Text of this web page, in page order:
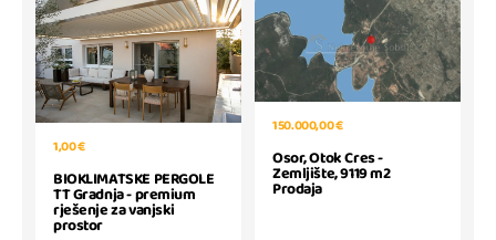
1,00 €
BIOKLIMATSKE PERGOLE
TT Gradnja - premium
rješenje za vanjski
prostor
150.000,00 €
Osor, Otok Cres -
Zemljište, 9119 m2
Prodaja